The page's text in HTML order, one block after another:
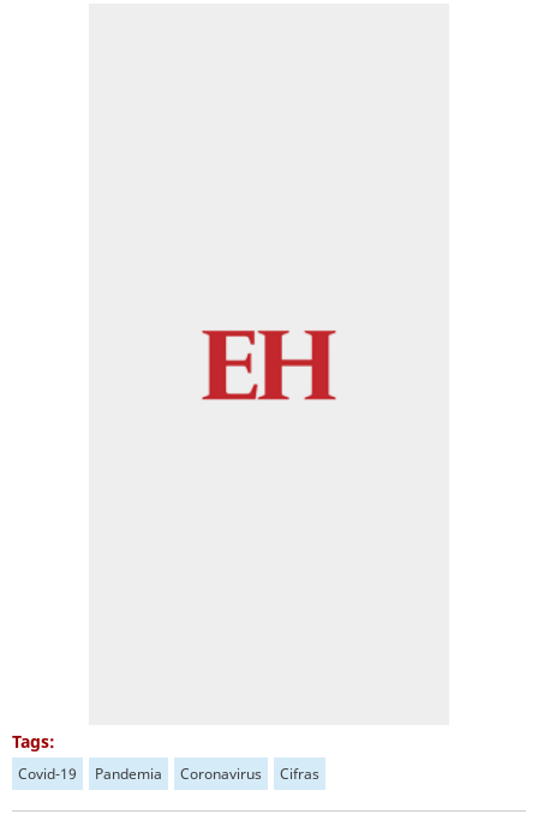
Tags:
Covid-19 Pandemia Coronavirus Cifras